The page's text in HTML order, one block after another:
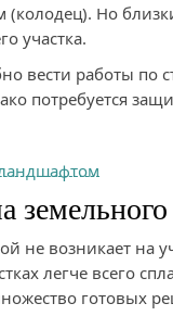
Но
участка.
вести работы по
потребуется
не возникает на
легче всего
готовых